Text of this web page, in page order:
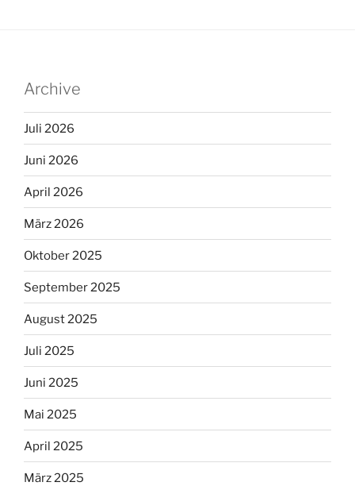
Archive
Juli 2026
Juni 2026
April 2026
März 2026
Oktober 2025
September 2025
August 2025
Juli 2025
Juni 2025
Mai 2025
April 2025
März 2025